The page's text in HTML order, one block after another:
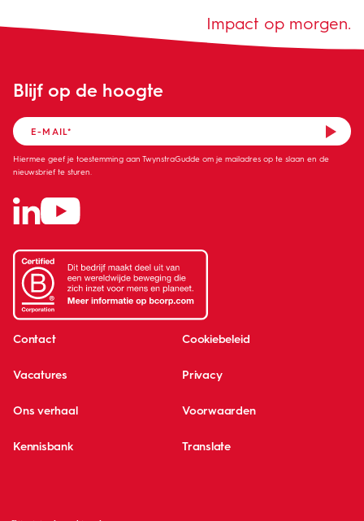
Contact Cookiebeleid
Vacatures Privacy
Ons verhaal Voorwaarden
Kennisbank Translate
Blijf op de hoogte
Hiermee geef je toestemming aan TwynstraGudde om je mailadres op te slaan en de
nieuwsbrief te sturen.
Impact op morgen.